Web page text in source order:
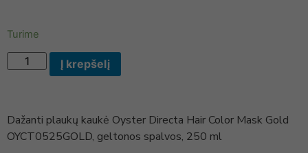
Turime
Į krepšelį
Dažanti plaukų kaukė Oyster Directa Hair Color Mask Gold
OYCT0525GOLD, geltonos spalvos, 250 ml